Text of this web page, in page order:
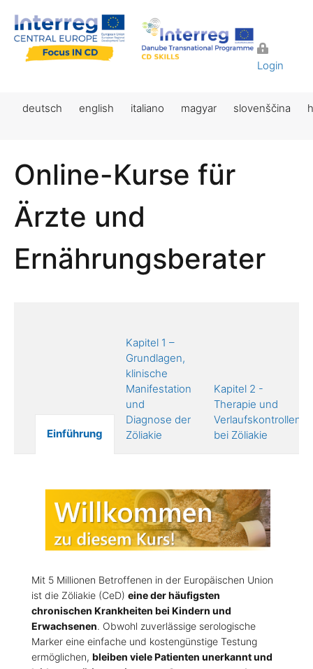
Login
deutsch english italiano magyar slovenščina
Online-Kurse für
Ärzte und
Ernährungsberater
Einführung
Kapitel 1 –
Grundlagen,
klinische
Manifestation
und
Diagnose der
Zöliakie
Kapitel 2 -
Therapie und
Verlaufskontrollen
bei Zöliakie
Mit 5 Millionen Betroffenen in der Europäischen Union
ist die Zöliakie (CeD) eine der häufigsten
chronischen Krankheiten bei Kindern und
Erwachsenen. Obwohl zuverlässige serologische
Marker eine einfache und kostengünstige Testung
ermöglichen, bleiben viele Patienten unerkannt und